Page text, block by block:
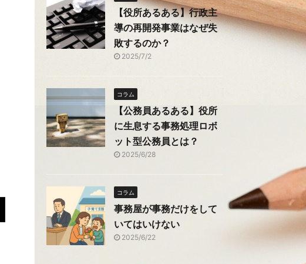
【役所あるある】行政主
導の再開発事業はなぜ失
敗するのか？
2025/7/2
コラム
【公務員あるある】役所
に生息する事務処理ロボ
ット型公務員とは？
2025/6/28
コラム
事務屋が事務だけをして
いてはいけない
2025/6/22